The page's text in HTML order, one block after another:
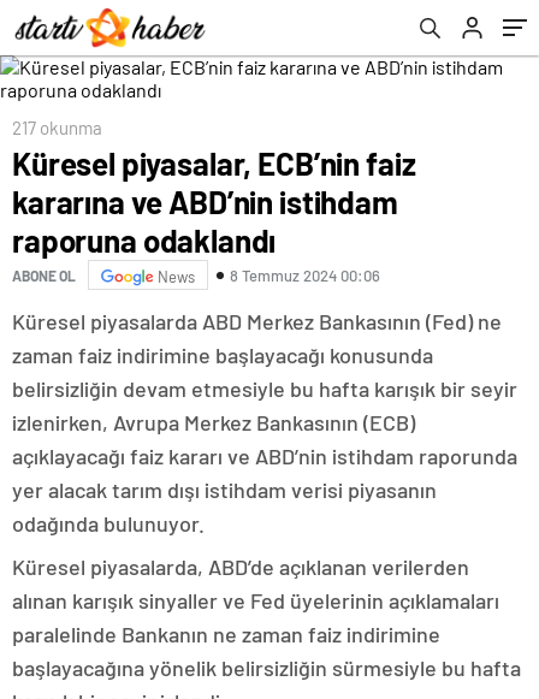
217 okunma
Küresel piyasalar, ECB’nin faiz
kararına ve ABD’nin istihdam
raporuna odaklandı
ABONE OL News 8 Temmuz 2024 00:06
Küresel piyasalarda ABD Merkez Bankasının (Fed) ne
zaman faiz indirimine başlayacağı konusunda
belirsizliğin devam etmesiyle bu hafta karışık bir seyir
izlenirken, Avrupa Merkez Bankasının (ECB)
açıklayacağı faiz kararı ve ABD’nin istihdam raporunda
yer alacak tarım dışı istihdam verisi piyasanın
odağında bulunuyor.
Küresel piyasalarda, ABD’de açıklanan verilerden
alınan karışık sinyaller ve Fed üyelerinin açıklamaları
paralelinde Bankanın ne zaman faiz indirimine
başlayacağına yönelik belirsizliğin sürmesiyle bu hafta